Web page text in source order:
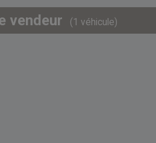
vendeur (1 véhicule)